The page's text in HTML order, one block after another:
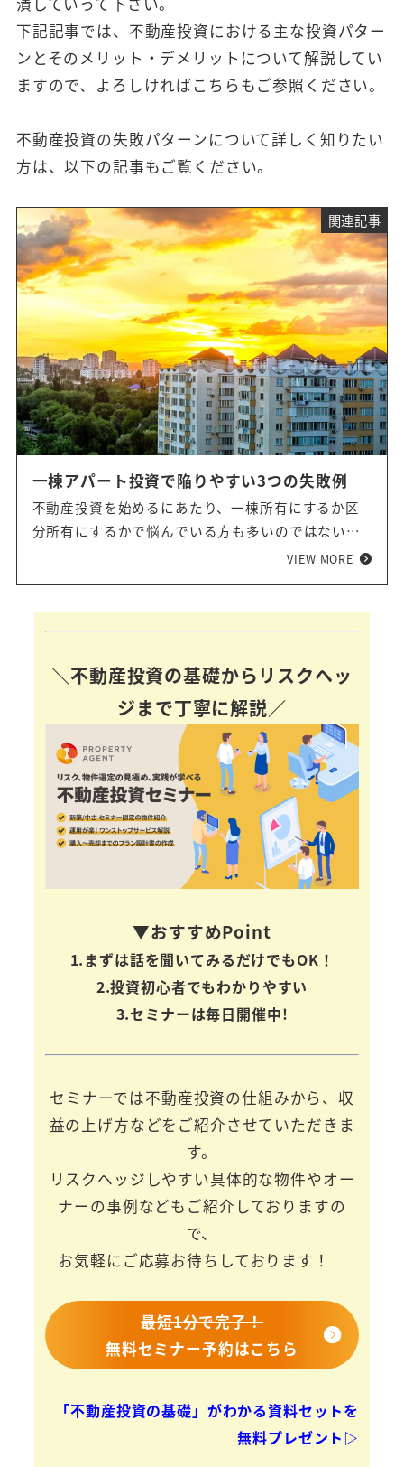
下記記事では、不動産投資における主な投資パター
ンとそのメリット・デメリットについて解説してい
ますので、よろしければこちらもご参照ください。
不動産投資の失敗パターンについて詳しく知りたい
方は、以下の記事もご覧ください。
関連記事
一棟アパート投資で陥りやすい3つの失敗例
不動産投資を始めるにあたり、一棟所有にするか区
分所有にするかで悩んでいる方も多いのではないで
しょうか。一棟アパート投資は、家賃収入を一気に
VIEW MORE
＼不動産投資の基礎からリスクヘッ
ジまで丁寧に解説／
▼おすすめPoint
1.まずは話を聞いてみるだけでもOK！
2.投資初心者でもわかりやすい
3.セミナーは毎日開催中!
セミナーでは不動産投資の仕組みから、収
益の上げ方などをご紹介させていただきま
す。
リスクヘッジしやすい具体的な物件やオー
ナーの事例などもご紹介しておりますの
で、
お気軽にご応募お待ちしております！
最短1分で完了！
無料セミナー予約はこちら
「不動産投資の基礎」がわかる資料セットを
無料プレゼント▷